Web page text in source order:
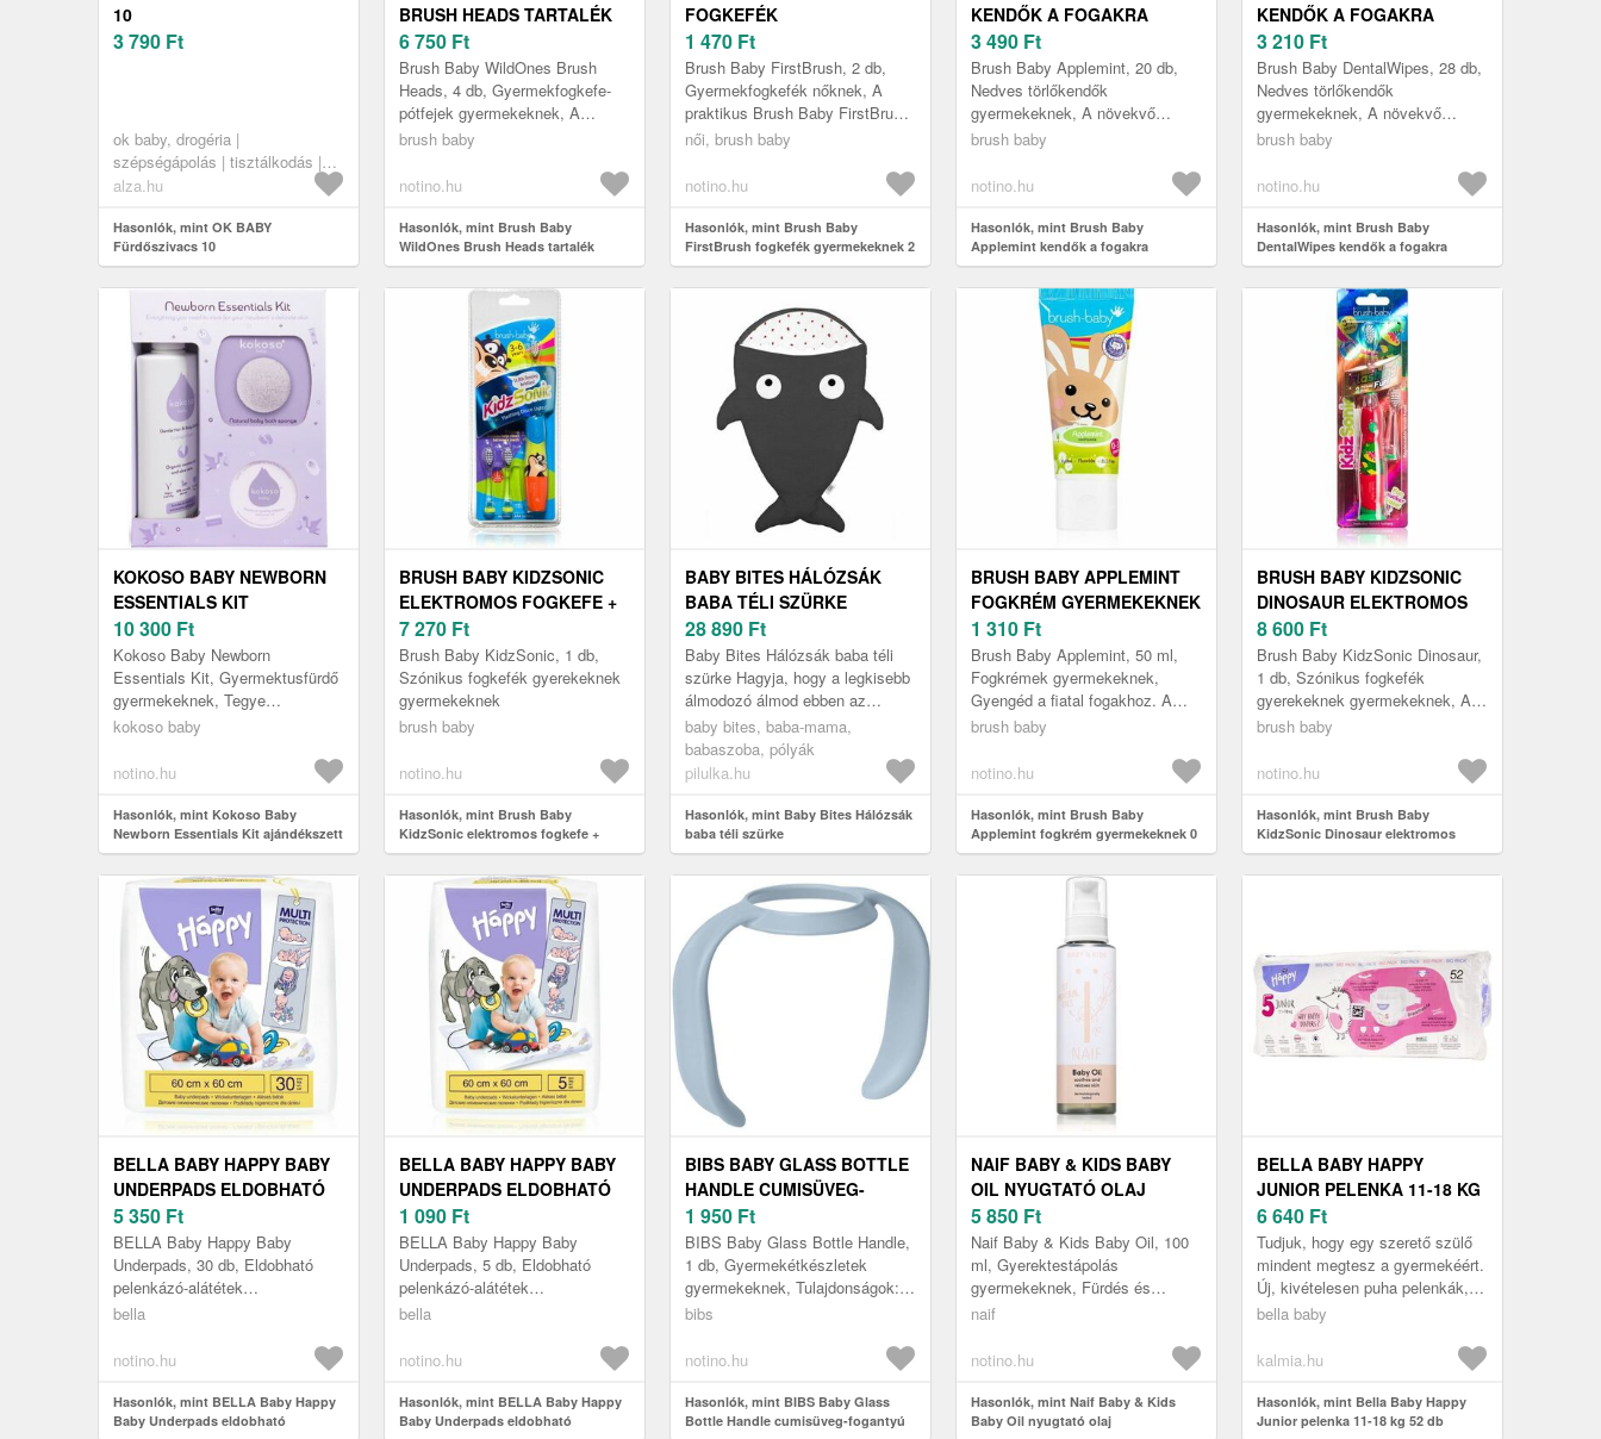
10
3 790 Ft
ok baby, drogéria |
szépségápolás | tisztálkodás |
fürdőtermékek | fürdőszivacsok
alza.hu
Hasonlók, mint OK BABY
Fürdőszivacs 10
BRUSH HEADS TARTALÉK
KEFÉK 4 DB
6 750 Ft
Brush Baby WildOnes Brush
Heads, 4 db, Gyermekfogkefe-
pótfejek gyermekeknek, A
praktikus Brush Baby WildOnes
hozzájáru...
brush baby
notino.hu
Hasonlók, mint Brush Baby
WildOnes Brush Heads tartalék
kefék 4 db
FOGKEFÉK
GYERMEKEKNEK 2 DB
1 470 Ft
Brush Baby FirstBrush, 2 db,
Gyermekfogkefék nőknek, A
praktikus Brush Baby FirstBrush
fogköztisztító kefe megőrzi a
szépségét....
női, brush baby
notino.hu
Hasonlók, mint Brush Baby
FirstBrush fogkefék gyermekeknek 2
db
KENDŐK A FOGAKRA
GYERMEKEKNEK 20 DB
3 490 Ft
Brush Baby Applemint, 20 db,
Nedves törlőkendők
gyermekeknek, A növekvő
fogacskák bármelyik babának
okozni. A Brush Baby Ap...
brush baby
notino.hu
Hasonlók, mint Brush Baby
Applemint kendők a fogakra
gyermekeknek 20 db
KENDŐK A FOGAKRA
GYERMEKEKNEK 28 DB
3 210 Ft
Brush Baby DentalWipes, 28 db,
Nedves törlőkendők
gyermekeknek, A növekvő
fogacskák bármelyik babának
okozni. A Brush Baby ...
brush baby
notino.hu
Hasonlók, mint Brush Baby
DentalWipes kendők a fogakra
gyermekeknek 28 db
KOKOSO BABY NEWBORN
ESSENTIALS KIT
AJÁNDÉKSZETT
GYERMEKEKNEK
SZÜLETÉSTŐL
KEZDŐDŐEN
10 300 Ft
Kokoso Baby Newborn
Essentials Kit, Gyermektusfürdő
gyermekeknek, Tegye
egyszerűbbé és kényelmesebbé
maga vagy egy ism...
kokoso baby
notino.hu
Hasonlók, mint Kokoso Baby
Newborn Essentials Kit ajándékszett
gyermekeknek születéstől
kezdődően
BRUSH BABY KIDZSONIC
ELEKTROMOS FOGKEFE +
TARTALÉK FEJ 1 DB
7 270 Ft
Brush Baby KidzSonic, 1 db,
Szónikus fogkefék gyerekeknek
gyermekeknek
brush baby
notino.hu
Hasonlók, mint Brush Baby
KidzSonic elektromos fogkefe +
tartalék fej 1 db
BABY BITES HÁLÓZSÁK
BABA TÉLI SZÜRKE
28 890 Ft
Baby Bites Hálózsák baba téli
szürke Hagyja, hogy a legkisebb
álmodozó álmod ebben az
aranyos táskában, amely puha
menedékévé válik a tökéletes
pih...
baby bites, baba-mama,
babaszoba, pólyák
pilulka.hu
Hasonlók, mint Baby Bites Hálózsák
baba téli szürke
BRUSH BABY APPLEMINT
FOGKRÉM GYERMEKEKNEK
0 – 36 HÓNAPOS 50 ML
1 310 Ft
Brush Baby Applemint, 50 ml,
Fogkrémek gyermekeknek,
Gyengéd a fiatal fogakhoz. A
Brush Baby Applemint fogkrém a
kell...
brush baby
notino.hu
Hasonlók, mint Brush Baby
Applemint fogkrém gyermekeknek 0
– 36 hónapos 50 ml
BRUSH BABY KIDZSONIC
DINOSAUR ELEKTROMOS
FOGKEFE + TARTALÉK FEJ
1 DB
8 600 Ft
Brush Baby KidzSonic Dinosaur,
1 db, Szónikus fogkefék
gyerekeknek gyermekeknek, A
praktikus Brush Baby KidzSonic
formában...
brush baby
notino.hu
Hasonlók, mint Brush Baby
KidzSonic Dinosaur elektromos
fogkefe + tartalék fej 1 db
BELLA BABY HAPPY BABY
UNDERPADS ELDOBHATÓ
PELENKÁZÓ-ALÁTÉTEK
60X60XM 30 DB
5 350 Ft
BELLA Baby Happy Baby
Underpads, 30 db, Eldobható
pelenkázó-alátétek
gyermekeknek, Praktikus
Baby Happy Size L eldobhat...
bella
notino.hu
Hasonlók, mint BELLA Baby Happy
Baby Underpads eldobható
BELLA BABY HAPPY BABY
UNDERPADS ELDOBHATÓ
PELENKÁZÓ-ALÁTÉTEK
60X60CM 5 DB
1 090 Ft
BELLA Baby Happy Baby
Underpads, 5 db, Eldobható
pelenkázó-alátétek
gyermekeknek, Praktikus
Baby Happy Size L eldobható...
bella
notino.hu
Hasonlók, mint BELLA Baby Happy
Baby Underpads eldobható
BIBS BABY GLASS BOTTLE
HANDLE CUMISÜVEG-
FOGANTYÚ BABY BLUE 1
DB
1 950 Ft
BIBS Baby Glass Bottle Handle,
1 db, Gyermekétkészletek
gyermekeknek, Tulajdonságok:
könnyen összerakható
megfogható fo...
bibs
notino.hu
Hasonlók, mint BIBS Baby Glass
Bottle Handle cumisüveg-fogantyú
NAIF BABY & KIDS BABY
OIL NYUGTATÓ OLAJ
GYERMEKEKNEK 100 ML
5 850 Ft
Naif Baby & Kids Baby Oil, 100
ml, Gyerektestápolás
gyermekeknek, Fürdés és
masszázs után vagy a száraz
Kids Soothing...
naif
notino.hu
Hasonlók, mint Naif Baby & Kids
Baby Oil nyugtató olaj
BELLA BABY HAPPY
JUNIOR PELENKA 11-18 KG
52 DB
6 640 Ft
Tudjuk, hogy egy szerető szülő
mindent megtesz a gyermekéért.
Új, kivételesen puha pelenkák,
amelyek nemcsak vékonyabbak,
bella baby
kalmia.hu
Hasonlók, mint Bella Baby Happy
Junior pelenka 11-18 kg 52 db